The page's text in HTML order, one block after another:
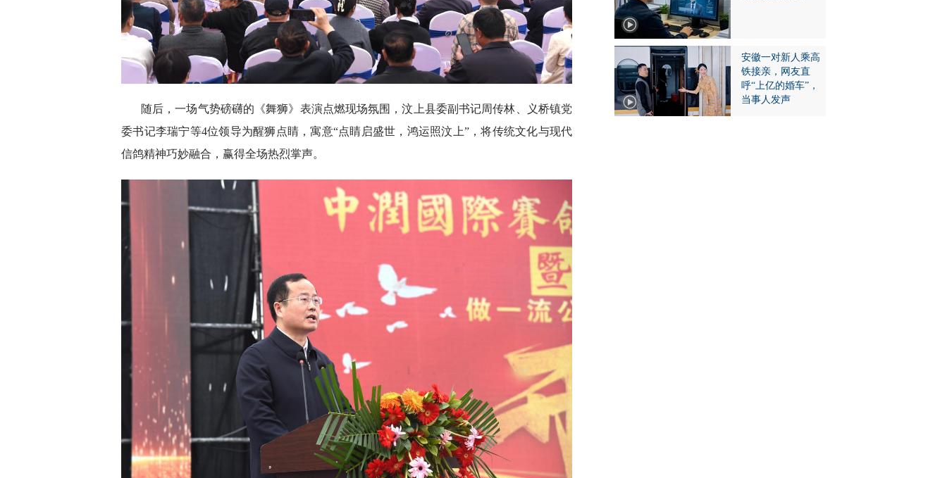
随后，一场气势磅礴的《舞狮》表演点燃现场氛围，汶上县委副书记周传林、义桥镇党
委书记李瑞宁等4位领导为醒狮点睛，寓意“点睛启盛世，鸿运照汶上”，将传统文化与现代
信鸽精神巧妙融合，赢得全场热烈掌声。
安徽一对新人乘高
铁接亲，网友直
呼“上亿的婚车”，
当事人发声